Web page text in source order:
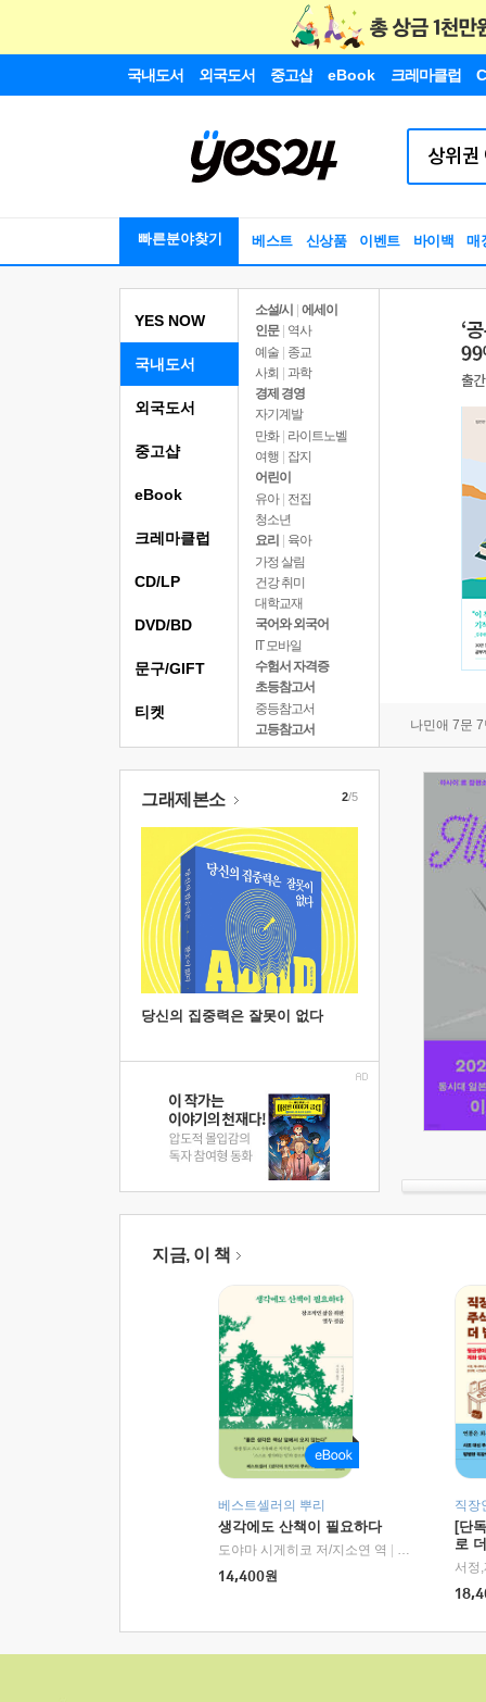
국내도서 외국도서 중고샵 eBook 크레마클럽
빠른분야찾기 베스트 신상품 이벤트 바이백 매
YES NOW
국내도서
소설/시
에세이
인문
역사
예술 | 종교
사회 | 과학
경제 경영
자기계발
만화 | 라이트노벨
여행
잡지
어린이
유아 | 전집
청소년
요리
육아
가정 살림
건강 취미
대학교재
국어와 외국어
IT 모바일
수험서 자격증
초등참고서
중등참고서
고등참고서
나민애 7문
외국도서
중고샵
eBook
크레마클럽
CD/LP
DVD/BD
문구/GIFT
티켓
그래제본소
당신의 집중력은 잘못이 없다
2/5
지금, 이 책
베스트셀러의 뿌리
생각에도 산책이 필요하다
도야마 시게히코 저/지소연 역
알에이치코리
14,400원
직장
[단
로